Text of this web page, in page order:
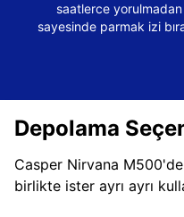
saatlerce yorulmadan
sayesinde parmak izi
Depolama
Casper Nirvana
birlikte ister ayrı ayrı